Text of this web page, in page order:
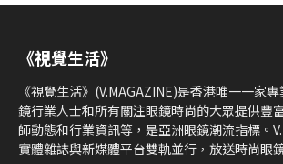
《視覺生活》
《視覺生活》(V.MAGAZINE)是香港唯一一家
鏡行業人士和所有關注眼鏡時尚的大眾提供豐
師動態和行業資訊等，是亞洲眼鏡潮流指標。
實體雜誌與新媒體平台雙軌並行，放送時尚眼